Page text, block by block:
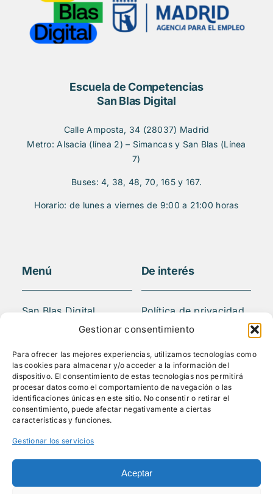
Gestionar consentimiento
Para ofrecer las mejores experiencias, utilizamos tecnologías como
las cookies para almacenar y/o acceder a la información del
dispositivo. El consentimiento de estas tecnologías nos permitirá
procesar datos como el comportamiento de navegación o las
identificaciones únicas en este sitio. No consentir o retirar el
consentimiento, puede afectar negativamente a ciertas
características y funciones.
Gestionar los servicios
Aceptar
Escuela de Competencias
San Blas Digital
Calle Amposta, 34 (28037) Madrid
Metro: Alsacia (línea 2) – Simancas y San Blas (Línea
7)
Buses: 4, 38, 48, 70, 165 y 167.
Horario: de lunes a viernes de 9:00 a 21:00 horas
Menú
San Blas Digital
Quiénes somos
Actividades
Blog
Mediateca
Contacto
De interés
Política de privacidad
Aviso legal